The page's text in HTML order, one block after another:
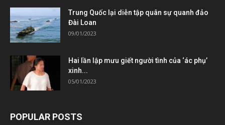
Trung Quốc lại diễn tập quân sự quanh đảo
Đài Loan
09/01/2023
Hai lần lập mưu giết người tình của ‘ác phụ’
xinh...
05/01/2023
POPULAR POSTS